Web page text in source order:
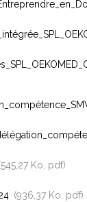
545,27 Ko, pdf
936,37 Ko, pdf